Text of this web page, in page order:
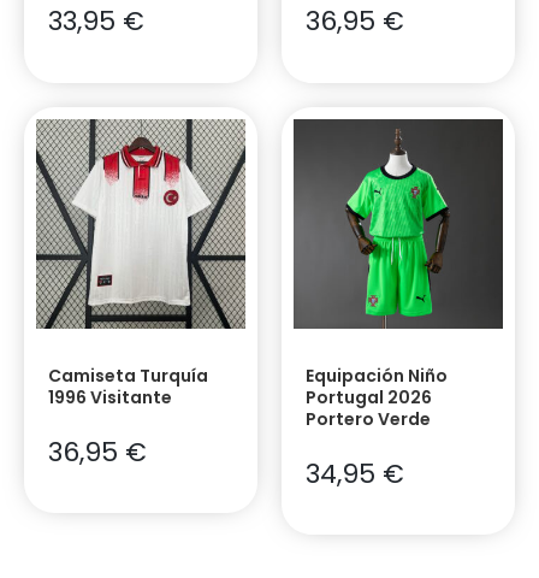
33,95 € 36,95 €
Camiseta Turquía
1996 Visitante
36,95 €
Equipación Niño
Portugal 2026
Portero Verde
34,95 €